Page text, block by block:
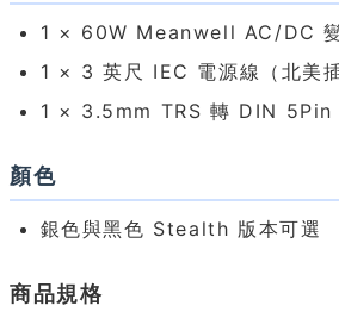
1 × 60W Meanwell AC/DC 變
1 × 3 英尺 IEC 電源線（北美插
1 × 3.5mm TRS 轉 DIN 5Pin
顏色
銀色與黑色 Stealth 版本可選
商品規格